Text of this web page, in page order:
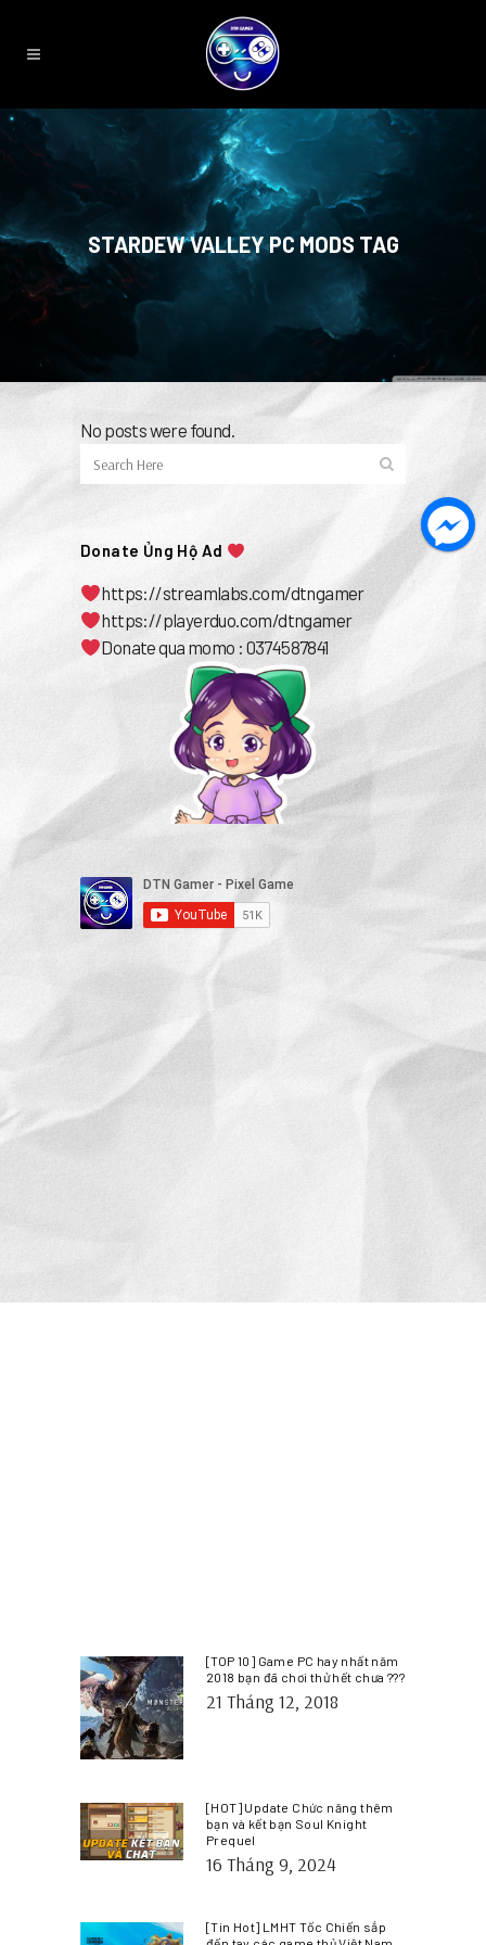
STARDEW VALLEY PC MODS TAG
No posts were found.
Donate Ủng Hộ Ad
https://streamlabs.com/dtngamer
https://playerduo.com/dtngamer
Donate qua momo : 0374587841
[TOP 10] Game PC hay nhất năm
2018 bạn đã chơi thử hết chưa ???
21 Tháng 12, 2018
[HOT] Update Chức năng thêm
bạn và kết bạn Soul Knight
Prequel
16 Tháng 9, 2024
[Tin Hot] LMHT Tốc Chiến sắp